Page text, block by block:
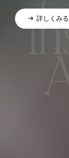
詳しくみる